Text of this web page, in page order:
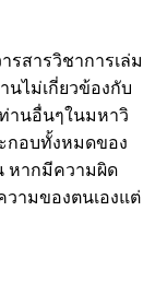
รสารวิชาการเล่ม
นไม่เกี่ยวข้องกับ
านอื่นๆในมหาวิ
กอบทั้งหมดของ
หากมีความผิด
ามของตนเองแต่